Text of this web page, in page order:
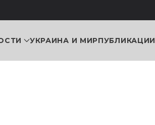
УКРАИНА И МИРПУБЛИКАЦИИ